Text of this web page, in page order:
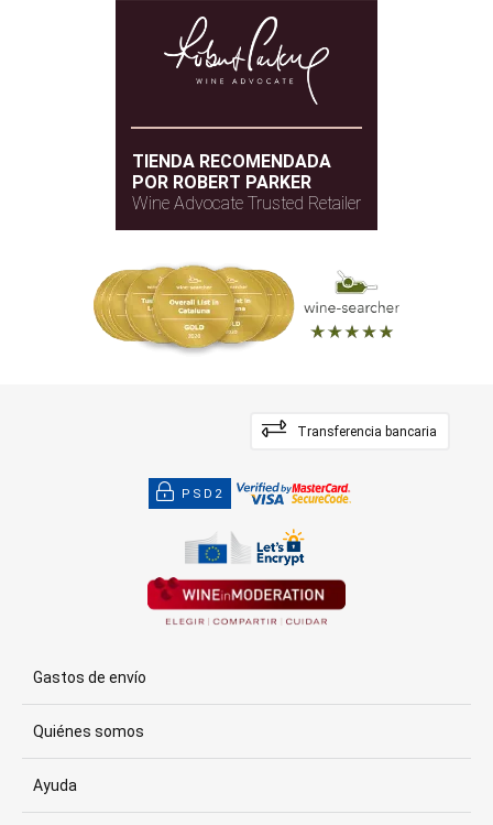
TIENDA RECOMENDADA
POR ROBERT PARKER
Wine Advocate Trusted Retailer
Transferencia bancaria
PSD2
Gastos de envío
Quiénes somos
Ayuda